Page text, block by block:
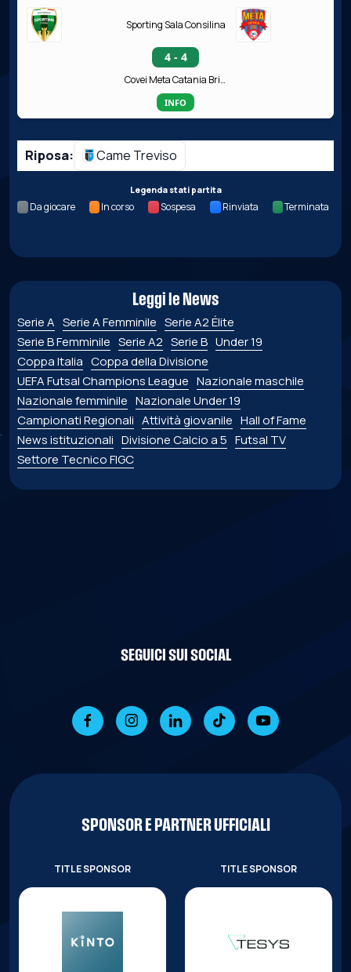
Sporting Sala Consilina
4 - 4
Covei Meta Catania Bricocity
INFO
Riposa: Came Treviso
Legenda stati partita
Da giocare In corso Sospesa Rinviata Terminata
Leggi le News
Serie A Serie A Femminile Serie A2 Élite
Serie B Femminile Serie A2 Serie B Under 19
Coppa Italia Coppa della Divisione
UEFA Futsal Champions League Nazionale maschile
Nazionale femminile Nazionale Under 19
Campionati Regionali Attività giovanile Hall of Fame
News istituzionali Divisione Calcio a 5 Futsal TV
Settore Tecnico FIGC
SEGUICI SUI SOCIAL
SPONSOR E PARTNER UFFICIALI
TITLE SPONSOR TITLE SPONSOR